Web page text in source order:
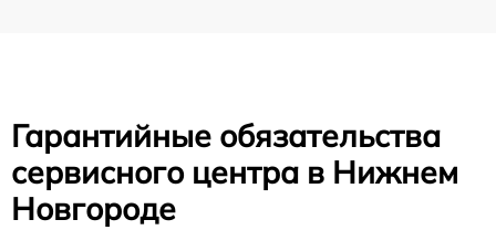
Гарантийные обязательства
сервисного центра в Нижнем
Новгороде